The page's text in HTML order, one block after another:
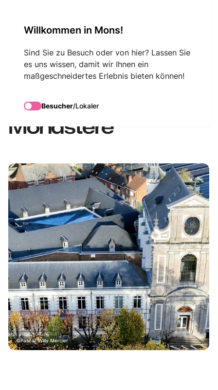
Willkommen in Mons!
Sind Sie zu Besuch oder von hier? Lassen Sie
es uns wissen, damit wir Ihnen ein
maßgeschneidertes Erlebnis bieten können!
Besucher/Lokaler
Visite guidée :
L'Envers du
Monastère
Pascal-Willy Mercier